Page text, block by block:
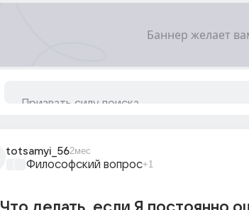
totsamyi_562мес
Философский вопрос+1